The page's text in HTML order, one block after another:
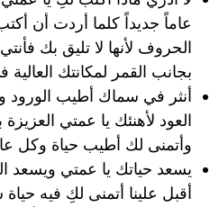
عاماً جديداً كلما أردت أن
الحروف لأنها لا تليق بك
بجانب القمر لمكانتك
أنثر في سماك أطيب الورود
العود لأهنئك يا عمتي
وأتمنى لك أطيب حياة وكل
يسعد حياتك يا عمتي ويسعد
أقبل علينا أتمنى لكِ فيه حياة